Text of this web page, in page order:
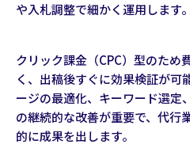
や入札調整で細かく運用します。
クリック課金（CPC）型のため
く、出稿後すぐに効果検証が可
ージの最適化、キーワード選定
の継続的な改善が重要で、代行
的に成果を出します。